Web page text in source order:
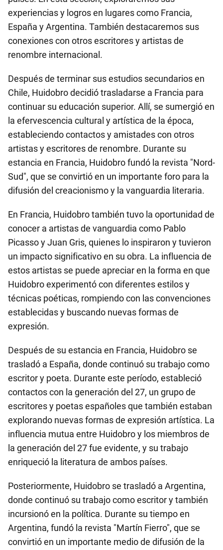
experiencias y logros en lugares como Francia,
España y Argentina. También destacaremos sus
conexiones con otros escritores y artistas de
renombre internacional.
Después de terminar sus estudios secundarios en
Chile, Huidobro decidió trasladarse a Francia para
continuar su educación superior. Allí, se sumergió en
la efervescencia cultural y artística de la época,
estableciendo contactos y amistades con otros
artistas y escritores de renombre. Durante su
estancia en Francia, Huidobro fundó la revista "Nord-
Sud", que se convirtió en un importante foro para la
difusión del creacionismo y la vanguardia literaria.
En Francia, Huidobro también tuvo la oportunidad de
conocer a artistas de vanguardia como Pablo
Picasso y Juan Gris, quienes lo inspiraron y tuvieron
un impacto significativo en su obra. La influencia de
estos artistas se puede apreciar en la forma en que
Huidobro experimentó con diferentes estilos y
técnicas poéticas, rompiendo con las convenciones
establecidas y buscando nuevas formas de
expresión.
Después de su estancia en Francia, Huidobro se
trasladó a España, donde continuó su trabajo como
escritor y poeta. Durante este período, estableció
contactos con la generación del 27, un grupo de
escritores y poetas españoles que también estaban
explorando nuevas formas de expresión artística. La
influencia mutua entre Huidobro y los miembros de
la generación del 27 fue evidente, y su trabajo
enriqueció la literatura de ambos países.
Posteriormente, Huidobro se trasladó a Argentina,
donde continuó su trabajo como escritor y también
incursionó en la política. Durante su tiempo en
Argentina, fundó la revista "Martín Fierro", que se
convirtió en un importante medio de difusión de la